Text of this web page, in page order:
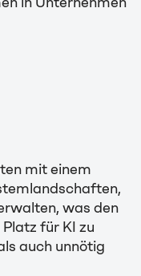
mit einem
was den
für KI zu
auch unnötig